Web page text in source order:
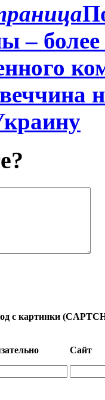
– более
с картинки
Сайт